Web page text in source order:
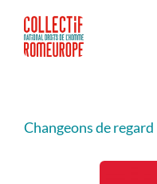
contenu
Changeons de regard